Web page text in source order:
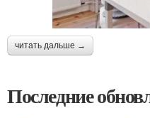
читать дальше →
Последние